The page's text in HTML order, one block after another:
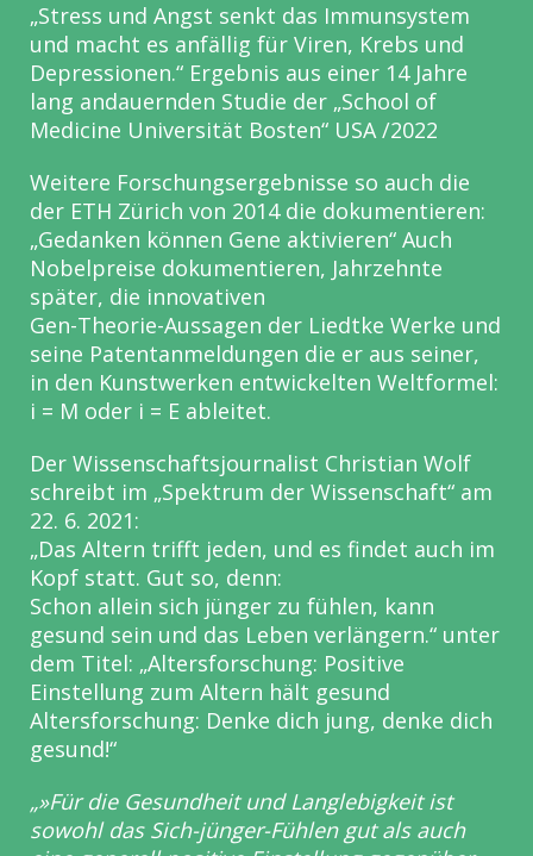
„Stress und Angst senkt das Immunsystem
und macht es anfällig für Viren, Krebs und
Depressionen.“ Ergebnis aus einer 14 Jahre
lang andauernden Studie der „School of
Medicine Universität Bosten“ USA /2022
Weitere Forschungsergebnisse so auch die
der ETH Zürich von 2014 die dokumentieren:
„Gedanken können Gene aktivieren“ Auch
Nobelpreise dokumentieren, Jahrzehnte
später, die innovativen
Gen-Theorie-Aussagen der Liedtke Werke und
seine Patentanmeldungen die er aus seiner,
in den Kunstwerken entwickelten Weltformel:
i = M oder i = E ableitet.
Der Wissenschaftsjournalist Christian Wolf
schreibt im „Spektrum der Wissenschaft“ am
22. 6. 2021:
„Das Altern trifft jeden, und es findet auch im
Kopf statt. Gut so, denn:
Schon allein sich jünger zu fühlen, kann
gesund sein und das Leben verlängern.“ unter
dem Titel: „Altersforschung: Positive
Einstellung zum Altern hält gesund
Altersforschung: Denke dich jung, denke dich
gesund!“
„»Für die Gesundheit und Langlebigkeit ist
sowohl das Sich-jünger-Fühlen gut als auch